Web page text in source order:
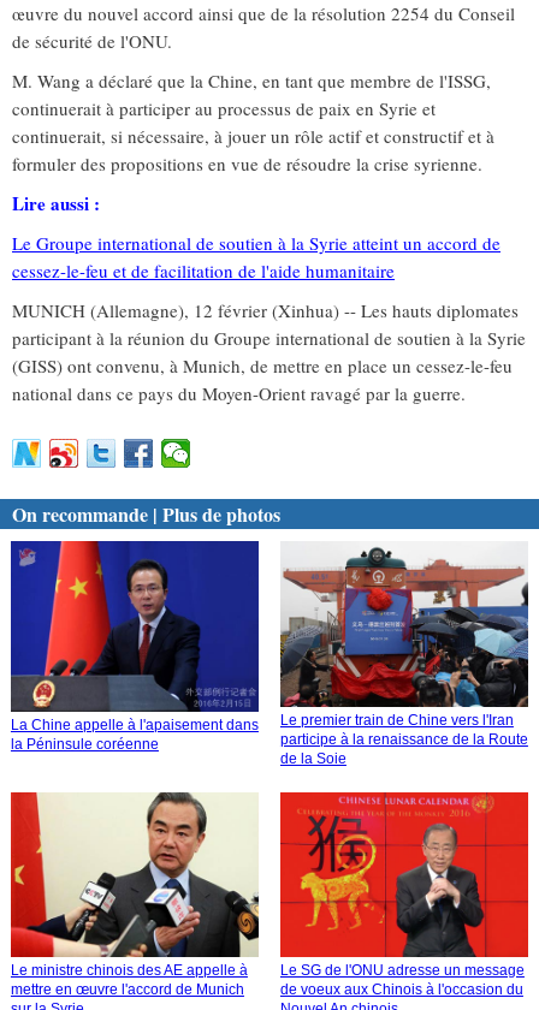
œuvre du nouvel accord ainsi que de la résolution 2254 du Conseil
de sécurité de l'ONU.
M. Wang a déclaré que la Chine, en tant que membre de l'ISSG,
continuerait à participer au processus de paix en Syrie et
continuerait, si nécessaire, à jouer un rôle actif et constructif et à
formuler des propositions en vue de résoudre la crise syrienne.
Lire aussi :
Le Groupe international de soutien à la Syrie atteint un accord de
cessez-le-feu et de facilitation de l'aide humanitaire
MUNICH (Allemagne), 12 février (Xinhua) -- Les hauts diplomates
participant à la réunion du Groupe international de soutien à la Syrie
(GISS) ont convenu, à Munich, de mettre en place un cessez-le-feu
national dans ce pays du Moyen-Orient ravagé par la guerre.
On recommande | Plus de photos
La Chine appelle à l'apaisement dans
la Péninsule coréenne
Le premier train de Chine vers l'Iran
participe à la renaissance de la Route
de la Soie
Le ministre chinois des AE appelle à
mettre en œuvre l'accord de Munich
Le SG de l'ONU adresse un message
de voeux aux Chinois à l'occasion du